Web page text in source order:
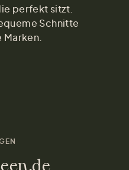
perfekt sitzt.
Schnitte